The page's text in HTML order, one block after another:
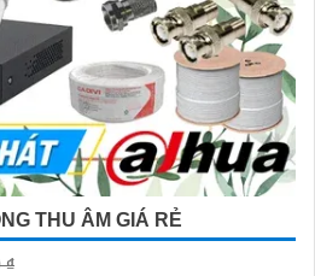
THU ÂM GIÁ RẺ
₫